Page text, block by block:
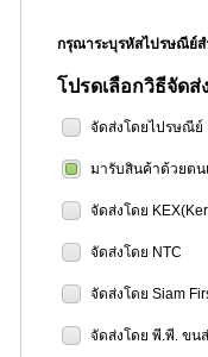
กรุณาระบุรหัสไปรษณี
โปรดเลือกวิธีจัดส่
จัดส่งโดยไปรษณีย์
มารับสินค้าด้วยต
จัดส่งโดย
จัดส่งโดย NTC
จัดส่งโดย Siam
จัดส่งโดย พี.พี. ขน